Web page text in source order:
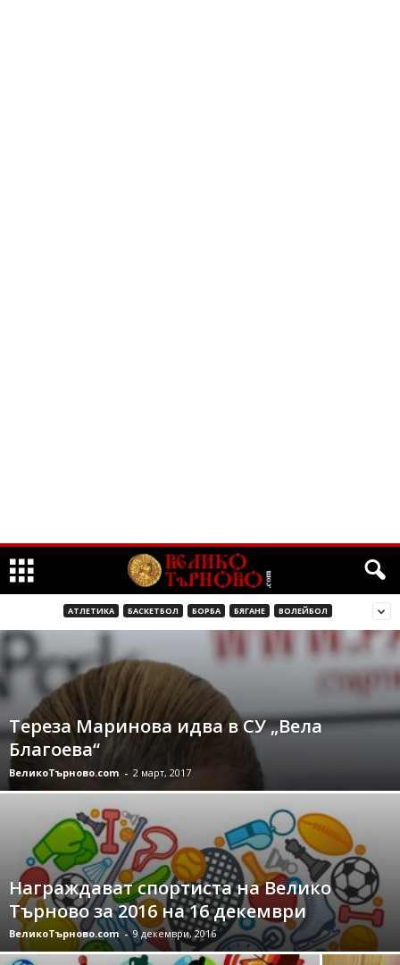
АТЛЕТИКА БАСКЕТБОЛ БОРБА БЯГАНЕ ВОЛЕЙБОЛ
Тереза Маринова идва в СУ „Вела
Благоева“
ВеликоТърново.com - 2 март, 2017
Награждават спортиста на Велико
Търново за 2016 на 16 декември
ВеликоТърново.com - 9 декември, 2016